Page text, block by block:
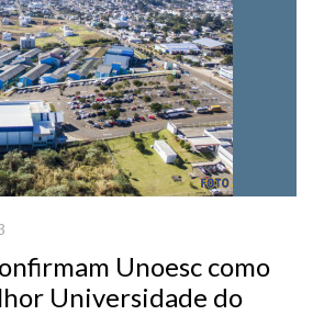
Unoesc como
Universidade do